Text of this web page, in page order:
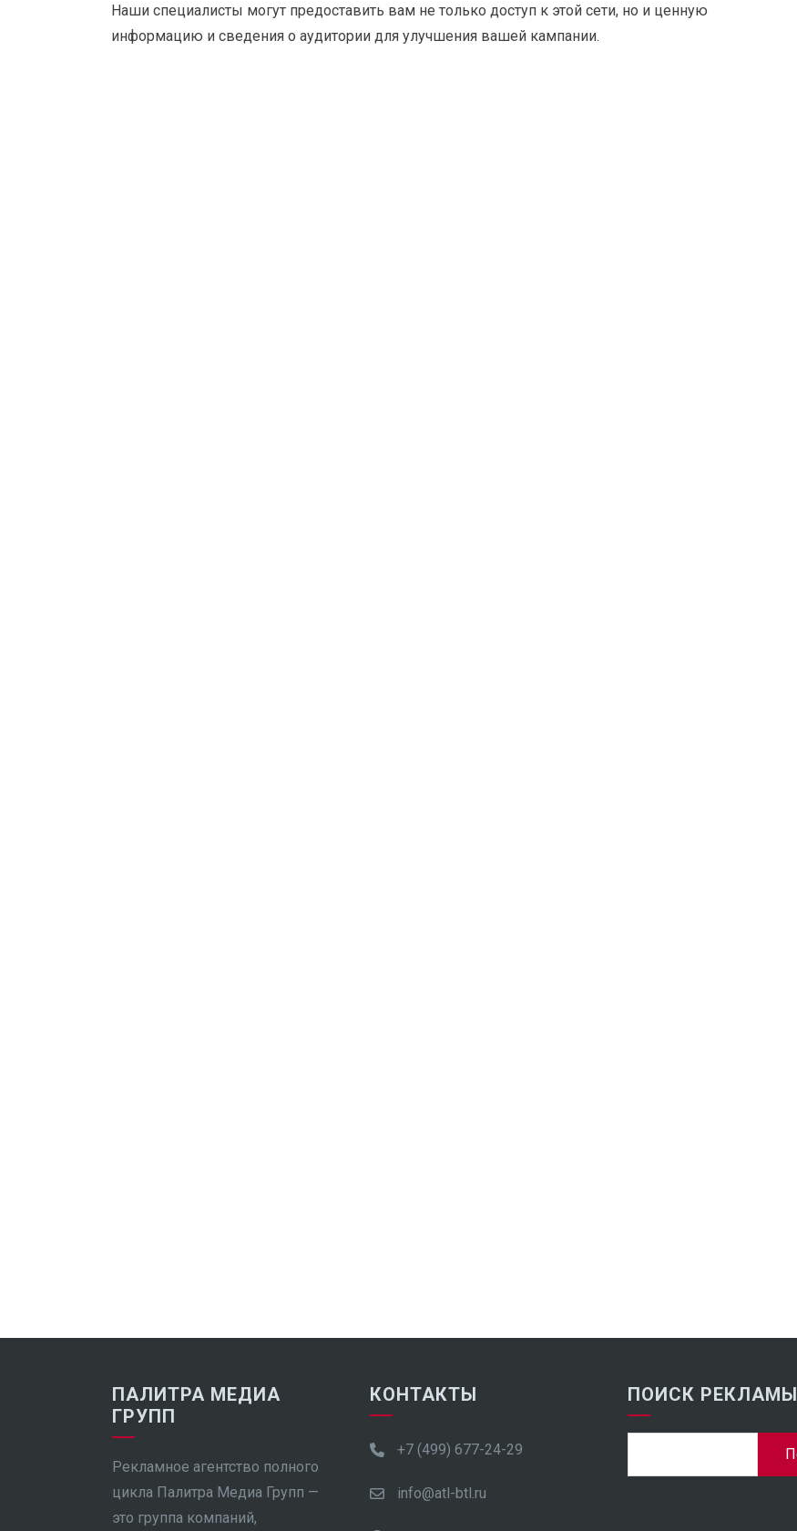
Наши специалисты могут предоставить вам не только доступ к этой сети, но и ценную
информацию и сведения о аудитории для улучшения вашей кампании.
ПАЛИТРА МЕДИА
ГРУПП
Рекламное агентство полного
цикла Палитра Медиа Групп —
это группа компаний,
КОНТАКТЫ
+7 (499) 677-24-29
info@atl-btl.ru
ПОИСК РЕКЛАМЫ